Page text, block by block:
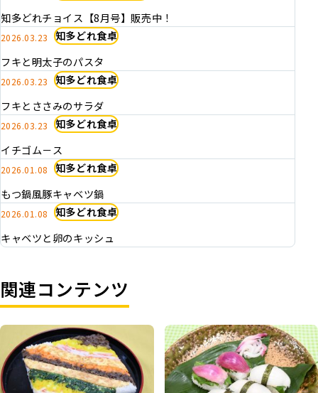
知多どれチョイス【8月号】販売中！
2026.03.23 知多どれ食卓
フキと明太子のパスタ
2026.03.23 知多どれ食卓
フキとささみのサラダ
2026.03.23 知多どれ食卓
イチゴム－ス
2026.01.08 知多どれ食卓
もつ鍋風豚キャベツ鍋
2026.01.08 知多どれ食卓
キャベツと卵のキッシュ
関連コンテンツ